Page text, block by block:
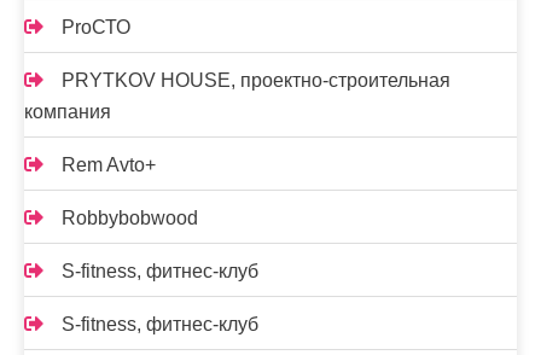
ProСТО
PRYTKOV HOUSE, проектно-строительная
компания
Rem Avto+
Robbybobwood
S-fitness, фитнес-клуб
S-fitness, фитнес-клуб